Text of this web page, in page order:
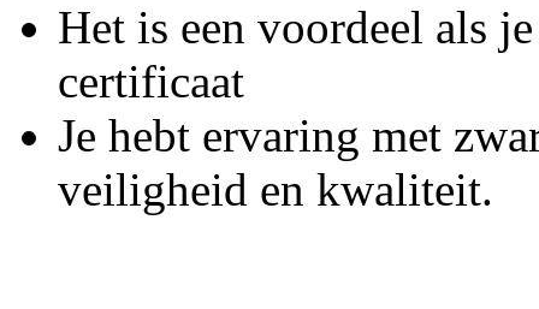
Het is een voordeel als
certificaat
Je hebt ervaring met
veiligheid en kwaliteit.